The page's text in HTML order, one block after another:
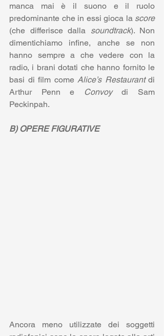
manca mai è il suono e il ruolo
predominante che in essi gioca la score
(che differisce dalla soundtrack). Non
dimentichiamo infine, anche se non
hanno sempre a che vedere con la
radio, i brani dotati che hanno fornito le
basi di film come Alice’s Restaurant di
Arthur Penn e
Convoy di Sam
Peckinpah.
B) OPERE FIGURATIVE
Ancora meno utilizzate dei soggetti